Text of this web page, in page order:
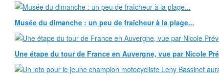
Musée du dimanche : un peu de fraîcheur à la plage...
Une étape du tour de France en Auvergne, vue par Nicole